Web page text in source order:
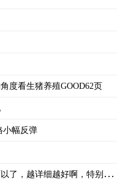
度看生猪养殖GOOD62页
小幅反弹
了，越详细越好啊，特别是